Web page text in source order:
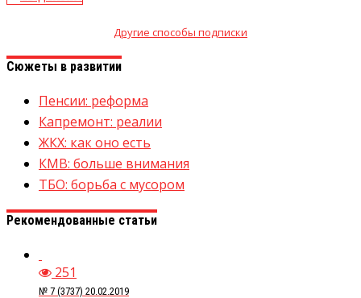
Другие способы подписки
Сюжеты в развитии
Пенсии: реформа
Капремонт: реалии
ЖКХ: как оно есть
КМВ: больше внимания
ТБО: борьба с мусором
Рекомендованные статьи
251
№ 7 (3737) 20.02.2019